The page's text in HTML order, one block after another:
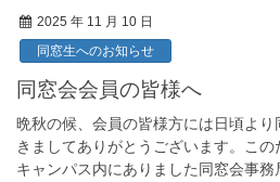
2025 年 11 月 10 日
同窓生へのお知らせ
同窓会会員の皆様へ
晩秋の候、会員の皆様方には日頃よ
きましてありがとうございます。こ
キャンパス内にありました同窓会事